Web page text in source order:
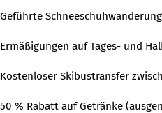
Geführte
Ermäßigungen auf Tages- und
Kostenloser Skibustransfer
50 % Rabatt auf Getränke